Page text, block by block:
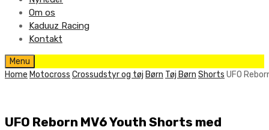
Om os
Kaduuz Racing
Kontakt
Skip
to
Menu
Home Motocross Crossudstyr og tøj Børn Tøj Børn Shorts UFO
UFO Reborn MV6 Youth Shorts med